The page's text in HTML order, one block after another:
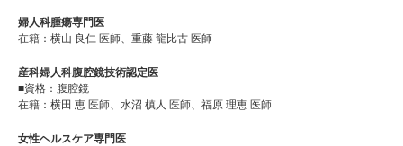
婦人科腫瘍専門医
在籍：横山 良仁 医師、重藤 龍比古 医師
産科婦人科腹腔鏡技術認定医
■資格：腹腔鏡
在籍：横田 恵 医師、水沼 槙人 医師、福原 理恵 医師
女性ヘルスケア専門医